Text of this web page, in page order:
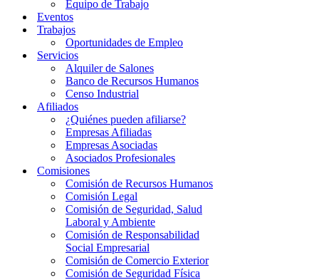
Equipo de Trabajo
Eventos
Trabajos
Oportunidades de Empleo
Servicios
Alquiler de Salones
Banco de Recursos Humanos
Censo Industrial
Afiliados
¿Quiénes pueden afiliarse?
Empresas Afiliadas
Empresas Asociadas
Asociados Profesionales
Comisiones
Comisión de Recursos Humanos
Comisión Legal
Comisión de Seguridad, Salud
Laboral y Ambiente
Comisión de Responsabilidad
Social Empresarial
Comisión de Comercio Exterior
Comisión de Seguridad Física